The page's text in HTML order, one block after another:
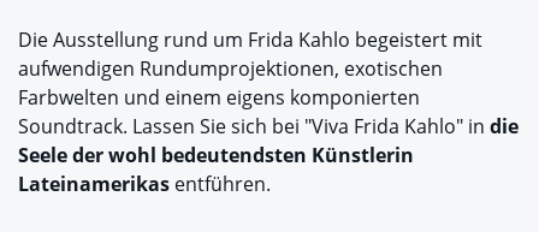
Die Ausstellung rund um Frida Kahlo begeistert mit
aufwendigen Rundumprojektionen, exotischen
Farbwelten und einem eigens komponierten
Soundtrack. Lassen Sie sich bei "Viva Frida Kahlo" in die
Seele der wohl bedeutendsten Künstlerin
Lateinamerikas entführen.